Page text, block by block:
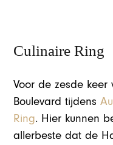
Culinaire Ring
Voor de zesde
Boulevard tijdens
Ring. Hier kunnen
allerbeste dat de